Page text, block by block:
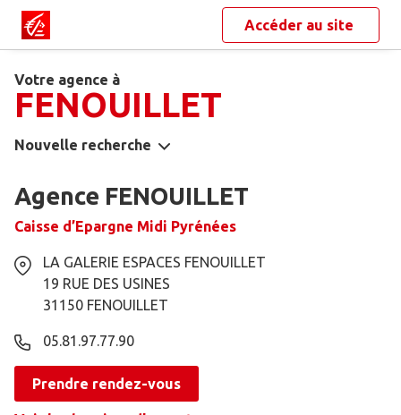
Accéder au site
Votre agence à
FENOUILLET
Nouvelle recherche
Agence FENOUILLET
Caisse d’Epargne Midi Pyrénées
LA GALERIE ESPACES FENOUILLET
19 RUE DES USINES
31150 FENOUILLET
05.81.97.77.90
Prendre rendez-vous